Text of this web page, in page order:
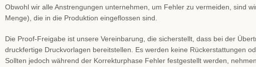
Obwohl wir alle Anstrengungen unternehmen, um Fehler zu vermeiden, sind
Menge), die in die Produktion eingeflossen sind.
Die Proof-Freigabe ist unsere Vereinbarung, die sicherstellt, dass bei der
druckfertige Druckvorlagen bereitstellen. Es werden keine Rückerstattungen
Sollten jedoch während der Korrekturphase Fehler festgestellt werden,